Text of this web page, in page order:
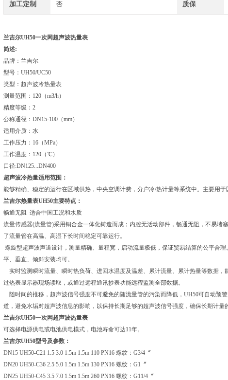
加工定制 否 质保
兰吉尔UH50一次网超声波热量表
简述:
品牌：兰吉尔
型号：UH50/UC50
类型：超声波冷热量表
测量范围：120（m3/h）
精度等级：2
公称通径：DN15-100（mm）
适用介质：水
工作压力：16（MPa）
工作温度：120（℃）
口径:DN125...DN400
超声波冷热量适用范围：
能够精确、稳定的运行在区域供热，中央空调计费，分户冷/热计量等系统中。主要用于
兰吉尔热量表UH50主要特点：
畅通无阻 适合中国工况和水质
流量传感器(流量管)采用铜合金一体化铸造而成；内腔无活动部件，畅通无阻，不易堵
了流量管在高温、高湿下长时间稳定可靠运行。
螺旋型超声波声道设计，测量精确、量程宽，启动流量极低，保证贸易结算的公平合理
平、垂直、倾斜安装均可。
实时监测瞬时流量、瞬时热负荷、进回水温度及温差、累计流量、累计热量等数据，
过热表显示器现场读取，或通过远程通讯抄表功能远程监测全部数据。
随时间的推移，超声波信号强度不可避免的随流量管的污染而降低，UH50可自动预
道，避免水垢对超声波信息的影响，以保持长期足够的超声波信号强度，确保长期计量
兰吉尔UH50一次网超声波热量表
可选择电源供电或电池供电模式，电池寿命可达11年。
兰吉尔UH50型号及参数：
DN15 UH50-C21 1.5 3.0 1.5m 1.5m 110 PN16 螺纹：G3/4〞
DN20 UH50-C36 2.5 5.0 1.5m 1.5m 130 PN16 螺纹：G1〞
DN25 UH50-C45 3.5 7.0 1.5m 1.5m 260 PN16 螺纹：G11/4〞